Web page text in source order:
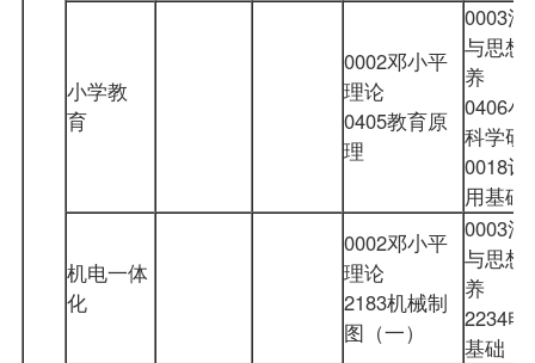
小学教
育
0002邓小平
理论
0405教育原
理
0003法
与思想
养
0406小
科学研
0018计
用基
机电一体
化
0002邓小平
理论
2183机械制
图（一）
0003法
与思想
养
2234电
基础